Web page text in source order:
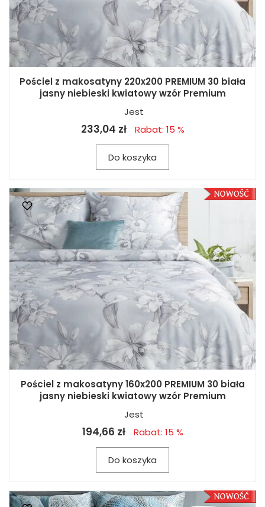
Pościel z makosatyny 220x200 PREMIUM 30 biała
jasny niebieski kwiatowy wzór Premium
Jest
233,04 zł Rabat: 15 %
Do koszyka
Pościel z makosatyny 160x200 PREMIUM 30 biała
jasny niebieski kwiatowy wzór Premium
Jest
194,66 zł Rabat: 15 %
Do koszyka